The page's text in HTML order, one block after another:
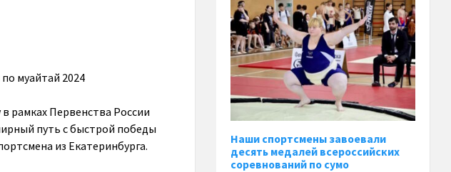
рамках Первенства России
путь с быстрой победы
из Екатеринбурга.
Наши спортсмены завоевали
десять медалей всероссийских
соревнований по сумо